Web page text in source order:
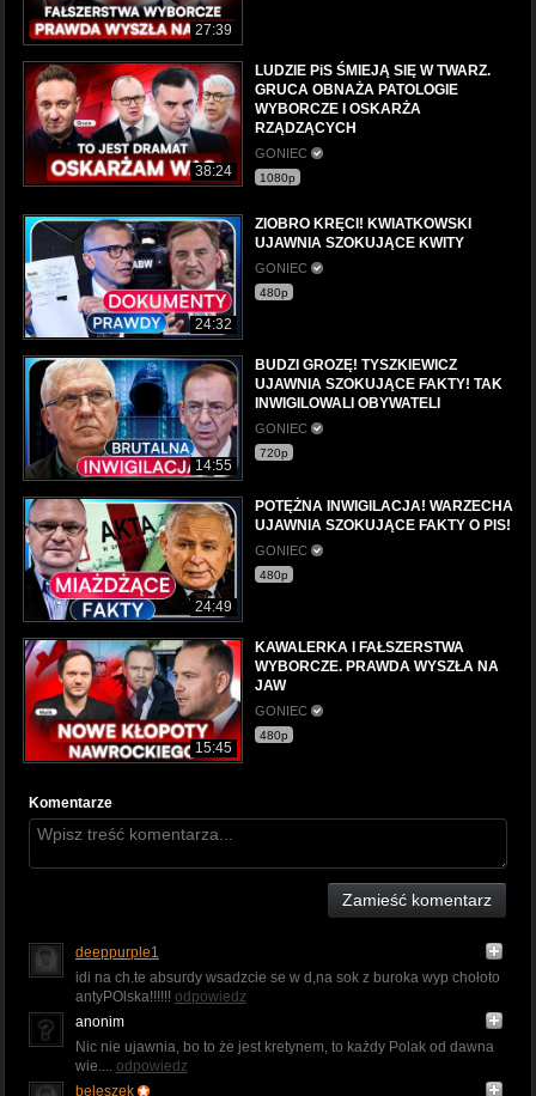
27:39
38:24
LUDZIE PiS ŚMIEJĄ SIĘ W TWARZ.
GRUCA OBNAŻA PATOLOGIE
WYBORCZE I OSKARŻA
RZĄDZĄCYCH
GONIEC
1080p
24:32
ZIOBRO KRĘCI! KWIATKOWSKI
UJAWNIA SZOKUJĄCE KWITY
GONIEC
480p
14:55
BUDZI GROZĘ! TYSZKIEWICZ
UJAWNIA SZOKUJĄCE FAKTY! TAK
INWIGILOWALI OBYWATELI
GONIEC
720p
24:49
POTĘŻNA INWIGILACJA! WARZECHA
UJAWNIA SZOKUJĄCE FAKTY O PIS!
GONIEC
480p
15:45
KAWALERKA I FAŁSZERSTWA
WYBORCZE. PRAWDA WYSZŁA NA
JAW
GONIEC
480p
Komentarze
Zamieść komentarz
deeppurple1
idi na ch.te absurdy wsadzcie se w d,na sok z buroka wyp chołoto
antyPOlska!!!!!! odpowiedz
anonim
Nic nie ujawnia, bo to że jest kretynem, to każdy Polak od dawna
wie.... odpowiedz
beleszek